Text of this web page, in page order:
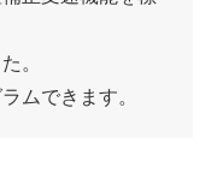
。
ムできます。